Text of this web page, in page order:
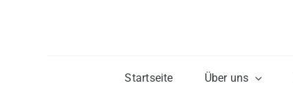
Startseite Über uns